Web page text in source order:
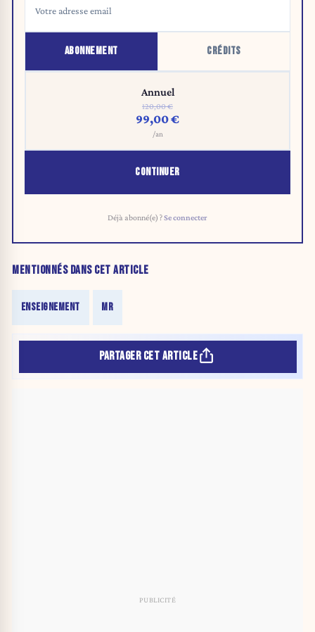
ABONNEMENT CRÉDITS
Annuel
120,00 €
99,00 €
/an
CONTINUER
Déjà abonné(e) ?Se connecter
MENTIONNÉS DANS CET ARTICLE
ENSEIGNEMENT MR
PARTAGER CET ARTICLE